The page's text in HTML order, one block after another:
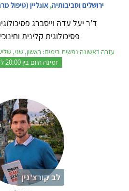
ירושלים וסביבותיה, אונליין (טיפול
ד'ר יעל עדה וייסברג
פסיכולוגית קלינית
עזרה ראשונה נפשית בימים: ראשון, שני,
זמינה היום בין 20:00 ל 23:00
לב קורצ'גין